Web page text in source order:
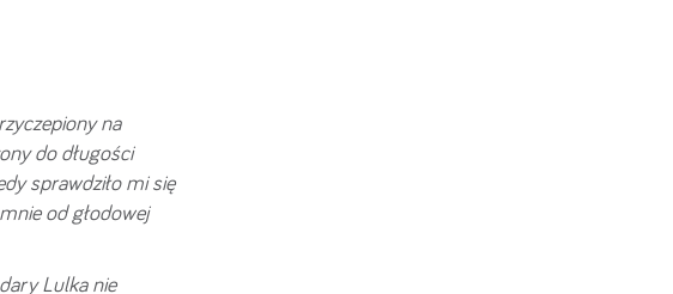
na
do długości
sprawdziło mi się
od głodowej
Lulka nie